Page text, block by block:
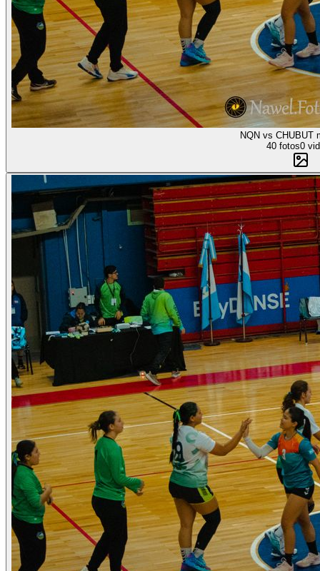
NQN vs CHUBUT
40 fotos0